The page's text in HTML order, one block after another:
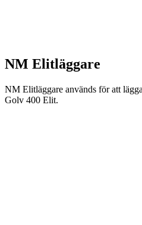
NM Elitläggare
NM Elitläggare används för att
Golv 400 Elit.